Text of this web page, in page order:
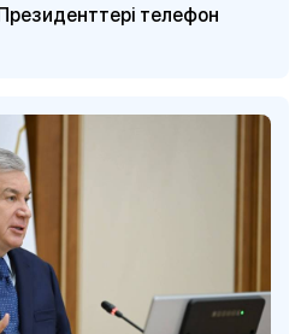
телефон